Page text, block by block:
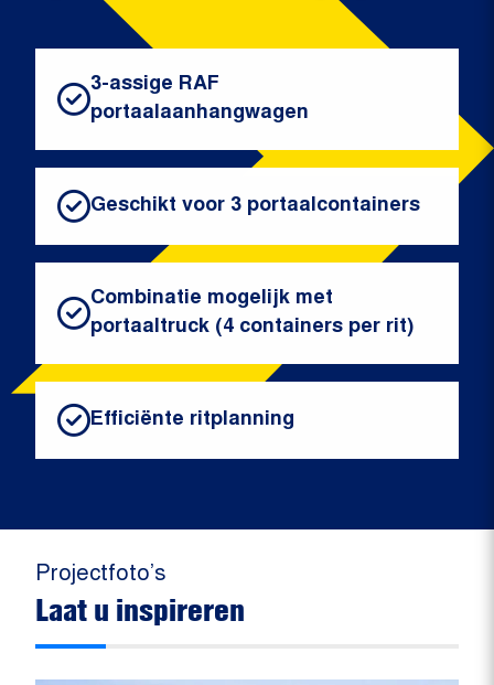
3-assige RAF
portaalaanhangwagen
Geschikt voor 3 portaalcontainers
Combinatie mogelijk met
portaaltruck (4 containers per rit)
Efficiënte ritplanning
Projectfoto’s
Laat u inspireren